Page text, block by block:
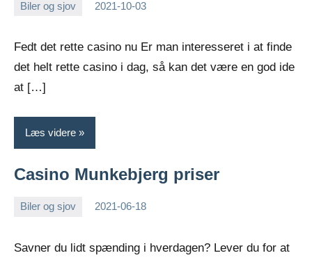
Biler og sjov 2021-10-03
Fedt det rette casino nu Er man interesseret i at finde
det helt rette casino i dag, så kan det være en god ide
at […]
Læs videre
Casino Munkebjerg priser
Biler og sjov 2021-06-18
Savner du lidt spænding i hverdagen? Lever du for at